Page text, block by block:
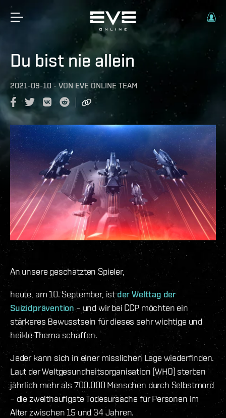
Du bist nie allein
2021-09-10 - VON EVE ONLINE TEAM
An unsere geschätzten Spieler,
heute, am 10. September, istder Welttag der
Suizidprävention– und wir bei CCP möchten ein
stärkeres Bewusstsein für dieses sehr wichtige und
heikle Thema schaffen.
Jeder kann sich in einer misslichen Lage wiederfinden.
Laut der Weltgesundheitsorganisation (WHO) sterben
jährlich mehr als 700.000 Menschen durch Selbstmord
– die zweithäufigste Todesursache für Personen im
Alter zwischen 15 und 34 Jahren.